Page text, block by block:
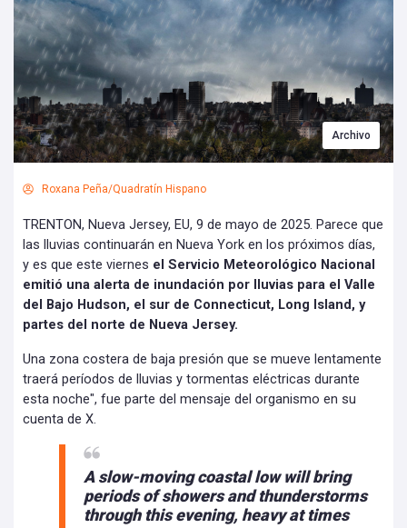
Archivo
Roxana Peña/Quadratín Hispano
TRENTON, Nueva Jersey, EU, 9 de mayo de 2025. Parece que
las lluvias continuarán en Nueva York en los próximos días,
y es que este viernes el Servicio Meteorológico Nacional
emitió una alerta de inundación por lluvias para el Valle
del Bajo Hudson, el sur de Connecticut, Long Island, y
partes del norte de Nueva Jersey.
Una zona costera de baja presión que se mueve lentamente
traerá períodos de lluvias y tormentas eléctricas durante
esta noche", fue parte del mensaje del organismo en su
cuenta de X.
A slow-moving coastal low will bring
periods of showers and thunderstorms
through this evening, heavy at times